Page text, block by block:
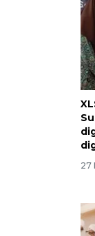
27